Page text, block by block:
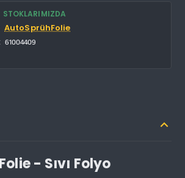
STOKLARIMIZDA
AutoSprühFolie
61004409
- Sıvı Folyo